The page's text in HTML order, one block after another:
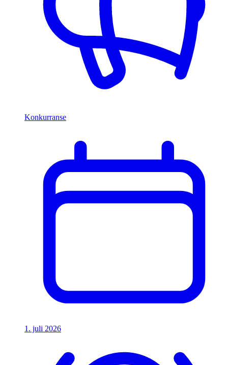
Konkurranse
1. juli 2026